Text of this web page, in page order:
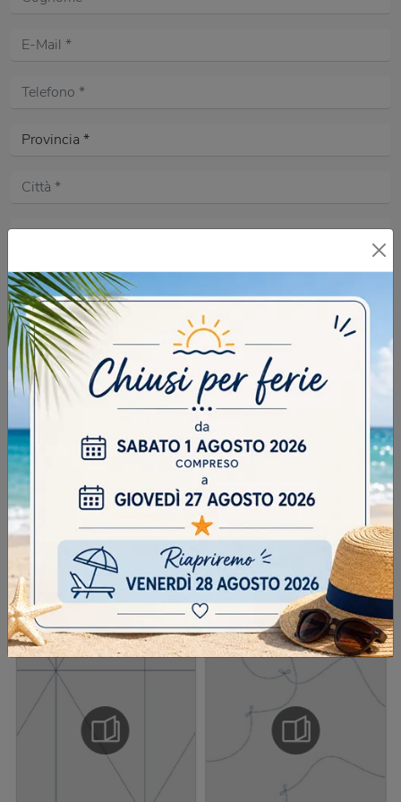
SFOGLIA I NOSTRI CATALOGHI
Acconsento all'informativa sulla Privacy Policy
DOMANDA DI SICUREZZA
Se fa caldo in quale stagione siamo?
INVIA